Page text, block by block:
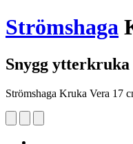
Strömshaga
Snygg ytterkruka
Strömshaga Kruka Vera 17